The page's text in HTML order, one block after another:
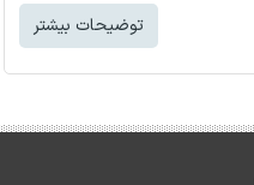
توضیحات بیشتر